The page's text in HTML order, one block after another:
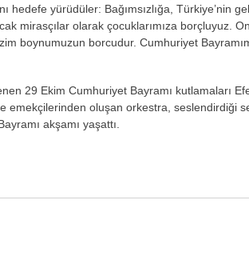
hedefe yürüdüler: Bağımsızlığa, Türkiye’nin
mirasçılar olarak çocuklarımıza borçluyuz.
boynumuzun borcudur. Cumhuriyet
29 Ekim Cumhuriyet Bayramı kutlamaları
emekçilerinden oluşan orkestra, seslendirdiği
akşamı yaşattı.